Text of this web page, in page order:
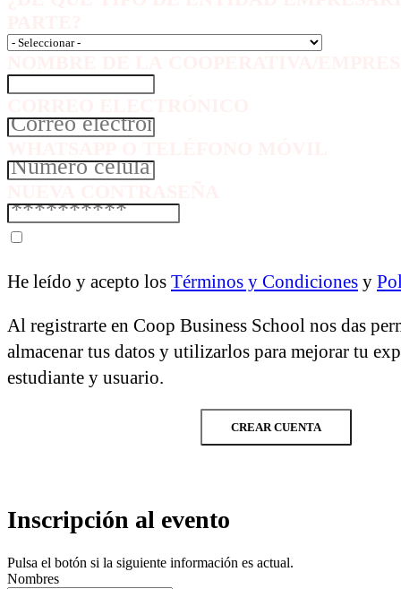
He leído y acepto los Términos y Condiciones y
Al registrarte en Coop Business School nos das
almacenar tus datos y utilizarlos para mejorar tu
estudiante y usuario.
CREAR CUENTA
Inscripción al evento
Pulsa el botón si la siguiente información es actual.
Nombres